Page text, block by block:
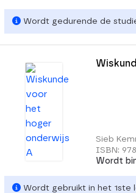
Wordt gedurende de
Sieb
ISBN:
Wordt
Wordt gebruikt in het 1ste